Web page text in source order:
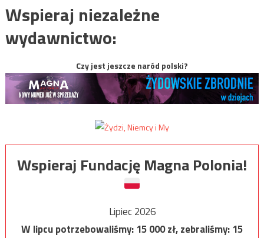
Wspieraj niezależne
wydawnictwo:
Czy jest jeszcze naród polski?
Wspieraj Fundację Magna Polonia!
Lipiec 2026
W lipcu potrzebowaliśmy:15 000zł, zebraliśmy:15